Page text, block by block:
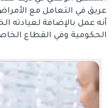
عريق في التعامل مع
أنه عمل بالإضافة لعيادته
الحكومية وفي القطاع